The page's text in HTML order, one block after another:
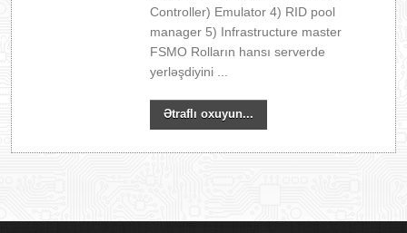
Controller) Emulator 4) RID pool
manager 5) Infrastructure master
FSMO Rolların hansı serverde
yerləşdiyini ...
Ətraflı oxuyun...